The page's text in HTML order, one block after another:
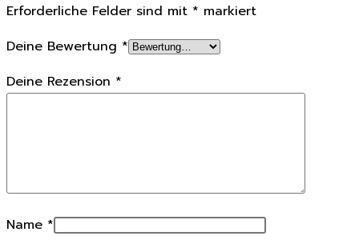
Erforderliche Felder sind mit * markiert
Deine Bewertung *
Deine Rezension *
Name *